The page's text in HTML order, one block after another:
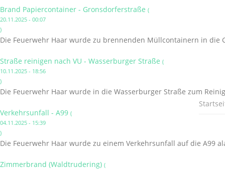
Brand Papiercontainer - Gronsdorferstraße (
20.11.2025 - 00:07
)
Die Feuerwehr Haar wurde zu brennenden Müllcontainern in die
Straße reinigen nach VU - Wasserburger Straße (
10.11.2025 - 18:56
)
Die Feuerwehr Haar wurde in die Wasserburger Straße zum
Verkehrsunfall - A99 (
04.11.2025 - 15:39
)
Die Feuerwehr Haar wurde zu einem Verkehrsunfall auf die A99
Zimmerbrand (Waldtrudering) (